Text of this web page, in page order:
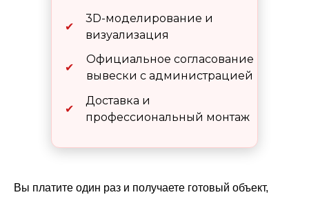
Доставка и
профессиональный монтаж
✔
Официальное согласование
вывески с администрацией
✔
3D-моделирование и
визуализация
✔
Вы платите один раз и получаете готовый объект,